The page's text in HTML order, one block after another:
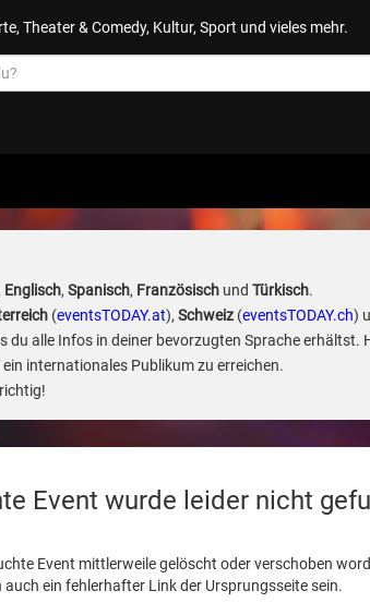
Theater & Comedy, Kultur, Sport und vieles mehr.
Englisch, Spanisch, Französischund Türkisch.
(eventsTODAY.at), Schweiz(eventsTODAY.ch)
alle Infos in deiner bevorzugten Sprache erhältst.
internationales Publikum zu erreichen.
Event wurde leider nicht
Event mittlerweile gelöscht oder verschoben
auch ein fehlerhafter Link der Ursprungsseite sein.